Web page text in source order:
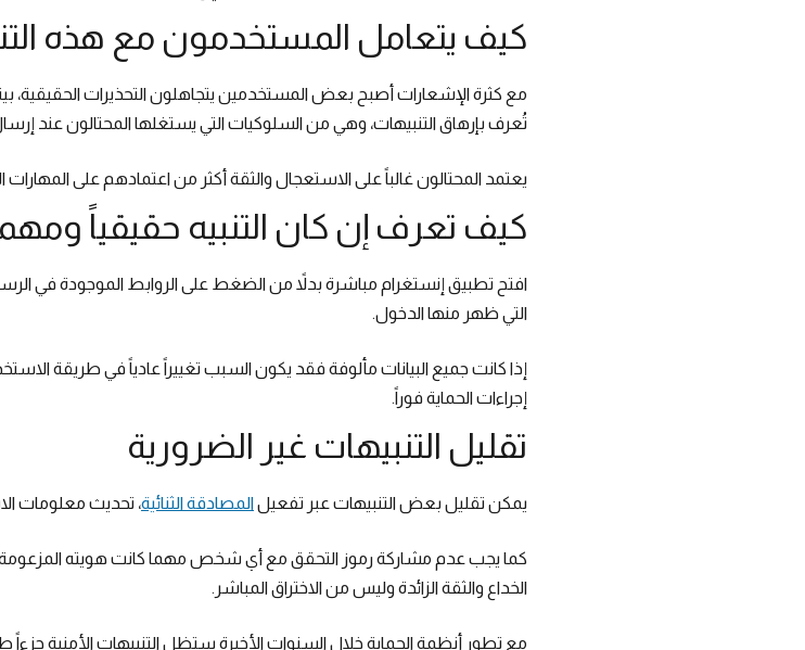
كيف يتعامل المستخدمون مع هذه
مع كثرة الإشعارات أصبح بعض المستخدمين يتجاهلون التحذيرات الحقيقية،
تُعرف بإرهاق التنبيهات، وهي من السلوكيات التي يستغلها المحتالون عند
يعتمد المحتالون غالباً على الاستعجال والثقة أكثر من اعتمادهم على المهارات
كيف تعرف إن كان التنبيه حقيقياً
افتح تطبيق إنستغرام مباشرة بدلاً من الضغط على الروابط الموجودة في
التي ظهر منها الدخول.
إذا كانت جميع البيانات مألوفة فقد يكون السبب تغييراً عادياً في طريقة
إجراءات الحماية فوراً.
تقليل التنبيهات غير الضرورية
يمكن تقليل بعض التنبيهات عبر تفعيل المصادقة الثنائية، تحديث معلومات
كما يجب عدم مشاركة رموز التحقق مع أي شخص مهما كانت هويته المزعومة،
الخداع والثقة الزائدة وليس من الاختراق المباشر.
مع تطور أنظمة الحماية خلال السنوات الأخيرة ستظل التنبيهات الأمنية